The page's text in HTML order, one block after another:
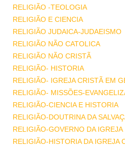
RELIGIÃO -TEOLOGIA
RELIGIÃO E CIENCIA
RELIGIÃO JUDAICA-JUDAEISMO
RELIGIÃO NÃO CATOLICA
RELIGIÃO NÃO CRISTÃ
RELIGIÃO- HISTORIA
RELIGIÃO- IGREJA CRISTÃ EM
RELIGIÃO- MISSÕES-
RELIGIÃO-CIENCIA E HISTORIA
RELIGIÃO-DOUTRINA DA
RELIGIÃO-GOVERNO DA IGREJA
RELIGIÃO-HISTORIA DA IGREJA